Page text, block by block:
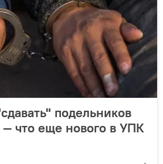
подельников
— что еще нового в УПК